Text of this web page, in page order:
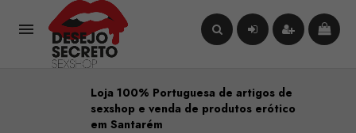

Loja 100% Portuguesa de artigos de
sexshop e venda de produtos erótico
em Santarém